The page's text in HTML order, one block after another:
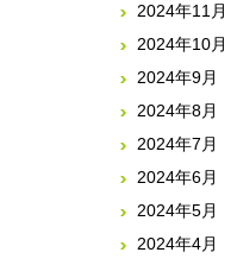
2024年11月
2024年10月
2024年9月
2024年8月
2024年7月
2024年6月
2024年5月
2024年4月